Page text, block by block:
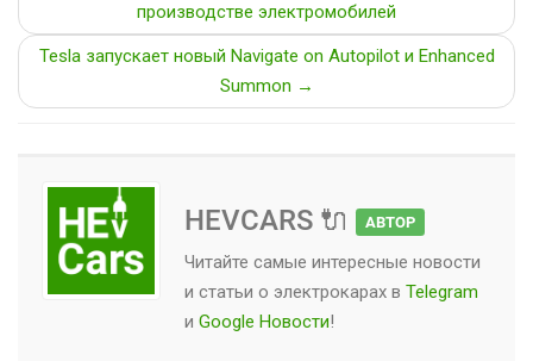
производстве электромобилей
Tesla запускает новый Navigate on Autopilot и Enhanced
Summon →
HEVCARS 🔌 АВТОР
Читайте самые интересные новости
и статьи о электрокарах в Telegram
и Google Новости!